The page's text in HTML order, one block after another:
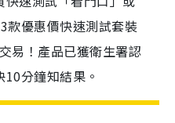
款優惠價快速測試套裝
易！產品已獲衛生署認
分鐘知結果。